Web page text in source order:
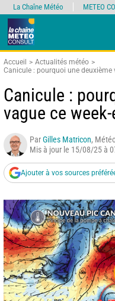
Accueil
Actualités météo
Canicule : pourquoi une deuxième
Canicule :
vague ce
ParGilles Matricon,
Mis à jour le 15/08/25 à
Ajouter à vos sources
La Chaîne Météo METEO